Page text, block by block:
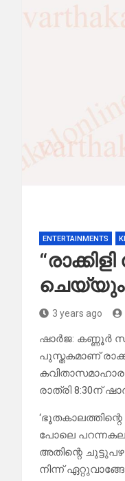
ENTERTAINMENTS
ചെയ്യും
3 years ago
ഷാർജ: കണ്ണൂർ
പുസ്തകമാണ്
രാത്രി 8:30ന്
പോലെ
അതിന്റെ
നിന്ന്